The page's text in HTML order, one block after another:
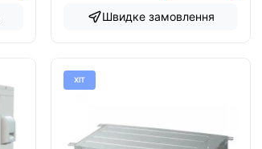
Швидке замовлення
ХІТ